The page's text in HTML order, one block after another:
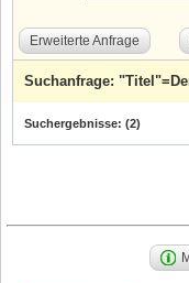
Erweiterte Anfrage
Suchanfrage:
Suchergebnisse: (2)